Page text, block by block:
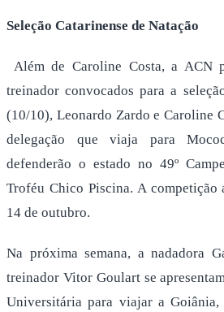
Seleção Catarinense de Natação
Além de Caroline Costa, a ACN
treinador convocados para a
(10/10), Leonardo Zardo e Caroline
delegação que viaja para
defenderão o estado no 49º
Troféu Chico Piscina. A competição
14 de outubro.
Na próxima semana, a nadadora
treinador Vitor Goulart se
Universitária para viajar a